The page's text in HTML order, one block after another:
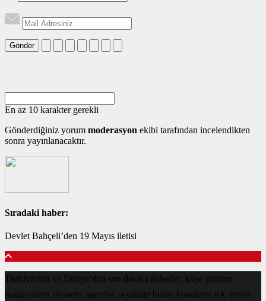
Gönder
En az 10 karakter gerekli
Gönderdiğiniz yorum moderasyon ekibi tarafından incelendikten
sonra yayınlanacaktır.
Sıradaki haber:
Devlet Bahçeli’den 19 Mayıs iletisi
Türkiye'den ve Dünya’dan son dakika haberler, köşe yazıları,
magazinden siyasete, spordan seyahate bütün konuların tek adresi